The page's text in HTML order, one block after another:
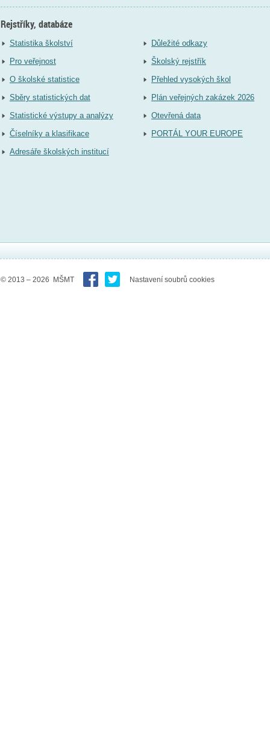
Rejstříky, databáze
Statistika školství
Pro veřejnost
O školské statistice
Sběry statistických dat
Statistické výstupy a analýzy
Číselníky a klasifikace
Adresáře školských institucí
Důležité odkazy
Školský rejstřík
Přehled vysokých škol
Plán veřejných zakázek 2026
Otevřená data
PORTÁL YOUR EUROPE
© 2013 – 2026 MŠMT Nastavení soubrů cookies